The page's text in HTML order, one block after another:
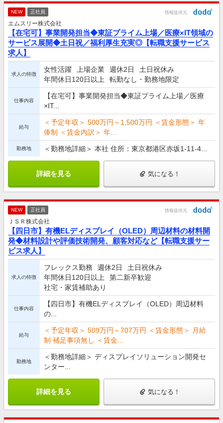
NEW 正社員 情報提供元
エムスリー株式会社
【在宅可】事業開発担当◆東証プライム上場／医療×IT領域の
サービス展開◆土日祝／福利厚生充実◎【転職支援サービス
求人】
求人の特徴
女性活躍 上場企業 週休2日
土日祝休み
年間休日120日以上
転勤なし・勤務地限定
仕事内容
【在宅可】事業開発担当◆東証プライム上場／医療
×IT...
給与
＜予定年収＞ 500万円～1,500万円 ＜賃金形態＞ 年
俸制 ＜賃金内訳＞ 年...
勤務地 ＜勤務地詳細＞ 本社 住所：東京都港区赤坂1-11-4...
詳細を見る 気になる！
NEW 正社員 情報提供元
ＪＳＲ株式会社
【四日市】有機ELディスプレイ（OLED）周辺材料の材料開
発◆材料設計や評価技術開発、顧客対応など【転職支援サー
ビス求人】
求人の特徴
フレックス勤務 週休2日
土日祝休み
年間休日120日以上
第二新卒歓迎
社宅・家賃補助あり
仕事内容
【四日市】有機ELディスプレイ（OLED）周辺材料
の...
給与
＜予定年収＞ 509万円～707万円 ＜賃金形態＞ 月給
制 補足事項無し ＜賃金...
勤務地
＜勤務地詳細＞ ディスプレイソリューション開発セ
ンター...
詳細を見る 気になる！